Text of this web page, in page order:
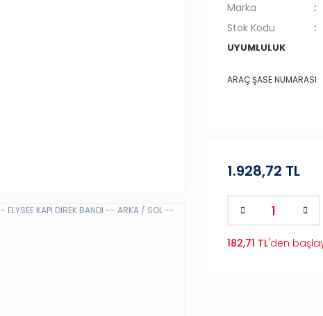
Marka
Stok Kodu
UYUMLULUK
ARAÇ ŞASE NUMARASI
1.928,72 TL
182,71 TL'den